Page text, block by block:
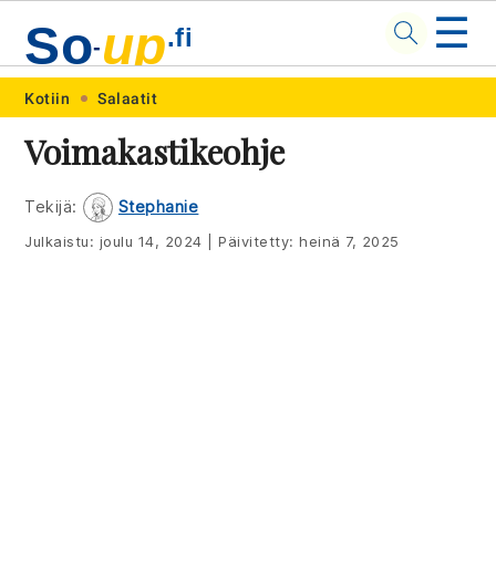
Skip
primary
navigation
Skip
main
content
Skip
primary
sidebar
Skip
footer
So-up.fi ☰
Kotiin Salaatit
Voimakastikeohje
Tekijä: Stephanie
Julkaistu: joulu 14, 2024 Päivitetty:heinä 7, 2025